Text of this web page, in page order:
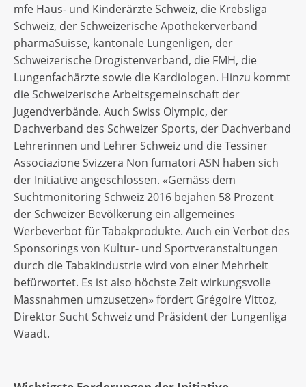
mfe Haus- und Kinderärzte Schweiz, die Krebsliga
Schweiz, der Schweizerische Apothekerverband
pharmaSuisse, kantonale Lungenligen, der
Schweizerische Drogistenverband, die FMH, die
Lungenfachärzte sowie die Kardiologen. Hinzu kommt
die Schweizerische Arbeitsgemeinschaft der
Jugendverbände. Auch Swiss Olympic, der
Dachverband des Schweizer Sports, der Dachverband
Lehrerinnen und Lehrer Schweiz und die Tessiner
Associazione Svizzera Non fumatori ASN haben sich
der Initiative angeschlossen. «Gemäss dem
Suchtmonitoring Schweiz 2016 bejahen 58 Prozent
der Schweizer Bevölkerung ein allgemeines
Werbeverbot für Tabakprodukte. Auch ein Verbot des
Sponsorings von Kultur- und Sportveranstaltungen
durch die Tabakindustrie wird von einer Mehrheit
befürwortet. Es ist also höchste Zeit wirkungsvolle
Massnahmen umzusetzen» fordert Grégoire Vittoz,
Direktor Sucht Schweiz und Präsident der Lungenliga
Waadt.